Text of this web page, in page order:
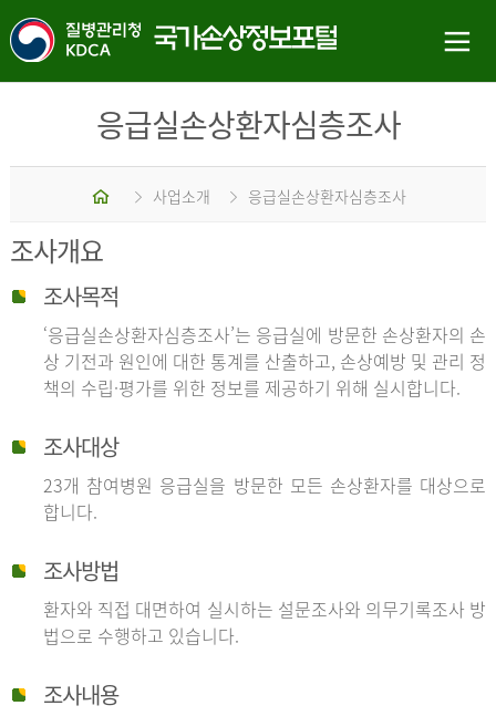
응급실손상환자심층조사
홈 사업소개 응급실손상환자심층조사
조사개요
조사목적
‘응급실손상환자심층조사’는 응급실에 방문한 손상환자의 손
상 기전과 원인에 대한 통계를 산출하고, 손상예방 및 관리 정
책의 수립·평가를 위한 정보를 제공하기 위해 실시합니다.
조사대상
23개 참여병원 응급실을 방문한 모든 손상환자를 대상으로
합니다.
조사방법
환자와 직접 대면하여 실시하는 설문조사와 의무기록조사 방
법으로 수행하고 있습니다.
조사내용